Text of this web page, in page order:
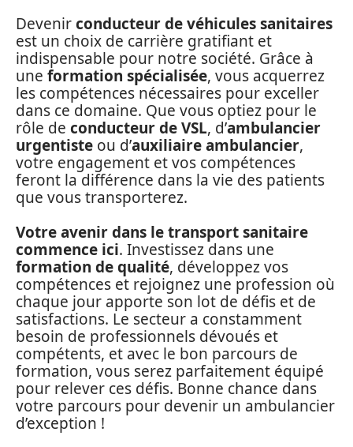
Devenirconducteur de véhicules sanitaires
est un choix de carrière gratifiant et
indispensable pour notre société. Grâce à
une formation spécialisée, vous acquerrez
les compétences nécessaires pour exceller
dans ce domaine. Que vous optiez pour le
rôle de conducteur de VSL, d’ambulancier
urgentiste ou d’auxiliaire ambulancier,
votre engagement et vos compétences
feront la différence dans la vie des patients
que vous transporterez.
Votre avenir dans le transport sanitaire
commence ici. Investissez dans une
formation de qualité, développez vos
compétences et rejoignez une profession où
chaque jour apporte son lot de défis et de
satisfactions. Le secteur a constamment
besoin de professionnels dévoués et
compétents, et avec le bon parcours de
formation, vous serez parfaitement équipé
pour relever ces défis. Bonne chance dans
votre parcours pour devenir un ambulancier
d’exception !